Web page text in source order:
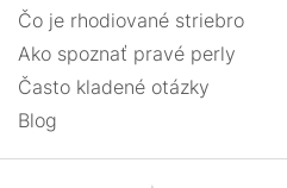
Čo je rhodiované striebro
Ako spoznať pravé perly
Často kladené otázky
Blog